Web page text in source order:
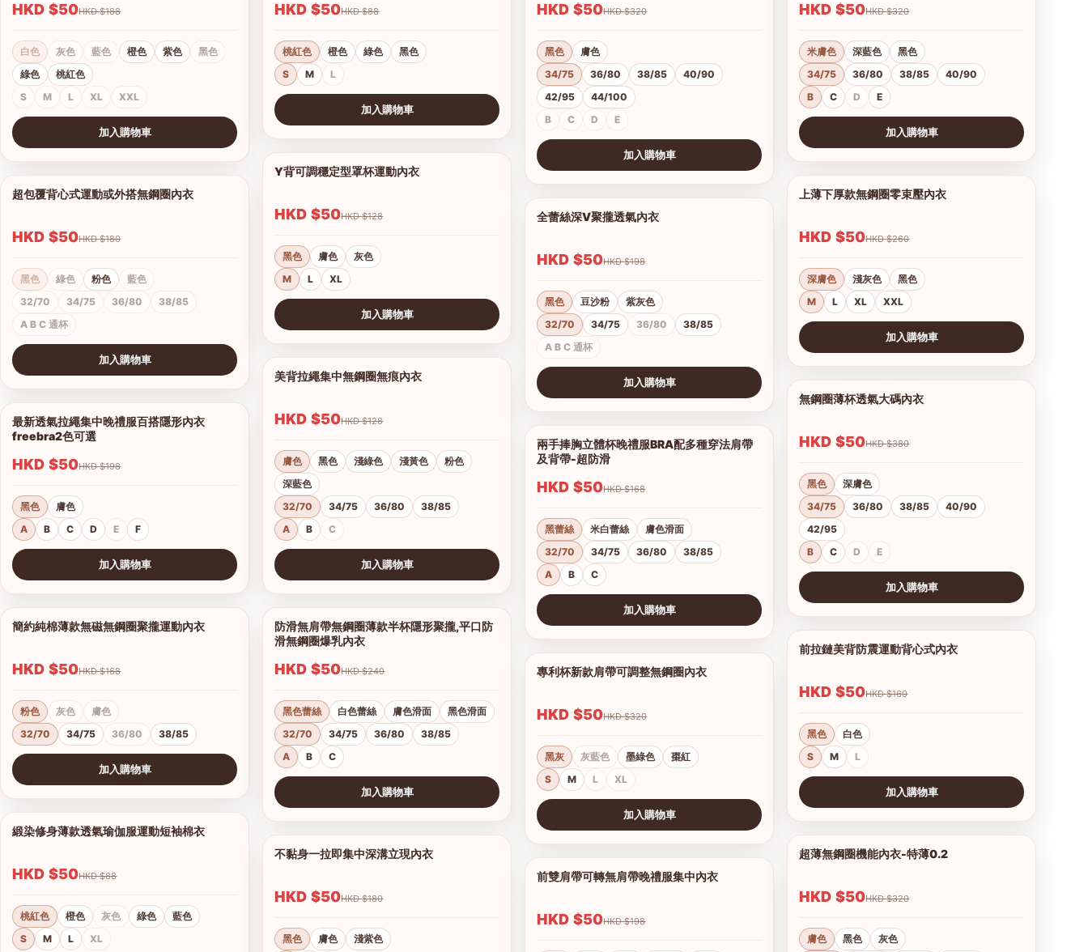
HKD $50 HKD $188
白色 灰色 藍色 橙色 紫色
黑色
綠色
桃紅色
S
M L XL XXL
加入購物車
超包覆背心式運動或外搭無鋼圈內衣
HKD $50 HKD $180
黑色 綠色 粉色
藍色
32/70
34/75 36/80
38/85
A B C 通杯
加入購物車
最新透氣拉繩集中晚禮服百搭隱形內衣
freebra2色可選
HKD $50 HKD $198
黑色
膚色
A
B C D E F
加入購物車
簡約純棉薄款無磁無鋼圈聚攏運動內衣
HKD $50 HKD $168
粉色 灰色
膚色
32/70
34/75 36/80 38/85
加入購物車
緞染修身薄款透氣瑜伽服運動短袖棉衣
HKD $50 HKD $88
桃紅色 橙色 灰色 綠色
藍色
S
M L XL
HKD $50 HKD $88
桃紅色 橙色 綠色
黑色
S
M L
加入購物車
Y背可調穩定型罩杯運動內衣
HKD $50 HKD $128
黑色 膚色
灰色
M
L XL
加入購物車
美背拉繩集中無鋼圈無痕內衣
HKD $50 HKD $128
膚色 黑色 淺綠色 淺黃色
粉色
深藍色
32/70
34/75 36/80
38/85
A
B C
加入購物車
1/16
防滑無肩帶無鋼圈薄款半杯隱形聚攏,平口防
滑無鋼圈爆乳內衣
HKD $50 HKD $240
黑色蕾絲 白色蕾絲 膚色滑面
黑色滑面
32/70
34/75 36/80
38/85
A
B C
加入購物車
不黏身一拉即集中深溝立現內衣
HKD $50 HKD $180
黑色 膚色
淺紫色
HKD $50 HKD $320
黑色
膚色
34/75
36/80 38/85
40/90
42/95
44/100
B
C D E
加入購物車
全蕾絲深V聚攏透氣內衣
HKD $50 HKD $198
黑色 豆沙粉
紫灰色
32/70
34/75 36/80
38/85
A B C 通杯
加入購物車
1/12
兩手捧胸立體杯晚禮服BRA配多種穿法肩帶
及背帶-超防滑
HKD $50 HKD $168
黑蕾絲 米白蕾絲
膚色滑面
32/70
34/75 36/80
38/85
A
B C
加入購物車
專利杯新款肩帶可調整無鋼圈內衣
HKD $50 HKD $320
黑灰 灰藍色 墨綠色
棗紅
S
M L XL
加入購物車
前雙肩帶可轉無肩帶晚禮服集中內衣
HKD $50 HKD $198
HKD $50 HKD $320
米膚色 深藍色
黑色
34/75
36/80 38/85
40/90
B
C D E
加入購物車
上薄下厚款無鋼圈零束壓內衣
HKD $50 HKD $260
深膚色 淺灰色
黑色
M
L XL XXL
加入購物車
無鋼圈薄杯透氣大碼內衣
HKD $50 HKD $380
黑色
深膚色
34/75
36/80 38/85
40/90
42/95
B
C D E
加入購物車
前拉鏈美背防震運動背心式內衣
HKD $50 HKD $160
黑色
白色
S
M L
加入購物車
超薄無鋼圈機能內衣-特薄0.2
HKD $50 HKD $320
膚色 黑色
灰色